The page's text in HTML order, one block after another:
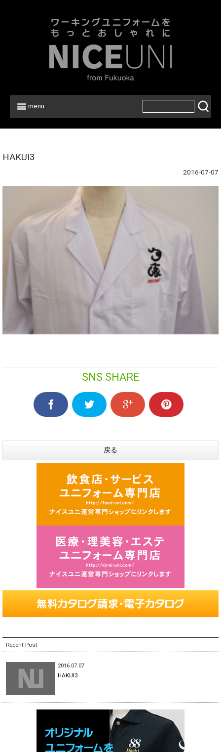
menu
HAKUI3
2016-07-07
SNS SHARE
戻る
Recent Post
2016.07.07
HAKUI3